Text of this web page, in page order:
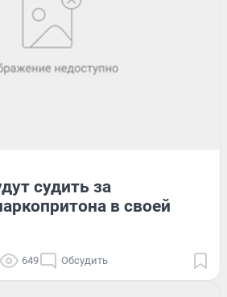
судить за
в своей
649 Обсудить